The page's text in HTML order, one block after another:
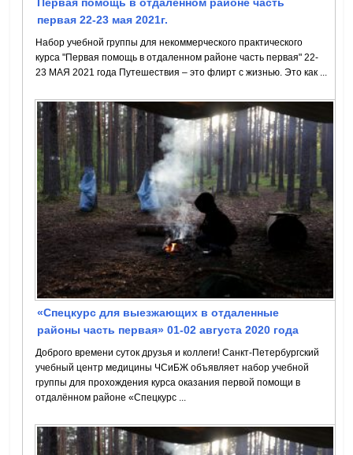
первая 22-23 мая 2021г.
Набор учебной группы для некоммерческого практического
курса "Первая помощь в отдаленном районе часть первая" 22-
23 МАЯ 2021 года Путешествия – это флирт с жизнью. Это как ...
«Спецкурс для выезжающих в отдаленные
районы часть первая» 01-02 августа 2020 года
Доброго времени суток друзья и коллеги! Санкт-Петербургский
учебный центр медицины ЧСиБЖ объявляет набор учебной
группы для прохождения курса оказания первой помощи в
отдалённом районе «Спецкурс ...